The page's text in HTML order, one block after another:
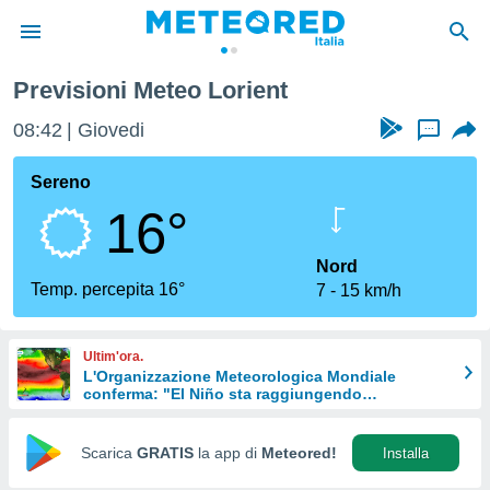
di
per
le
di
Web
Previsioni Meteo Lorient
08:42 Giovedi ...
Sereno
16°
Temp. percepita 16°
Nord
7
15 km/h
Ultim'ora.
L'Organizzazione Meteorologica Mondiale
conferma: "El Niño sta raggiungendo
Scarica GRATIS la app di Meteored! Installa